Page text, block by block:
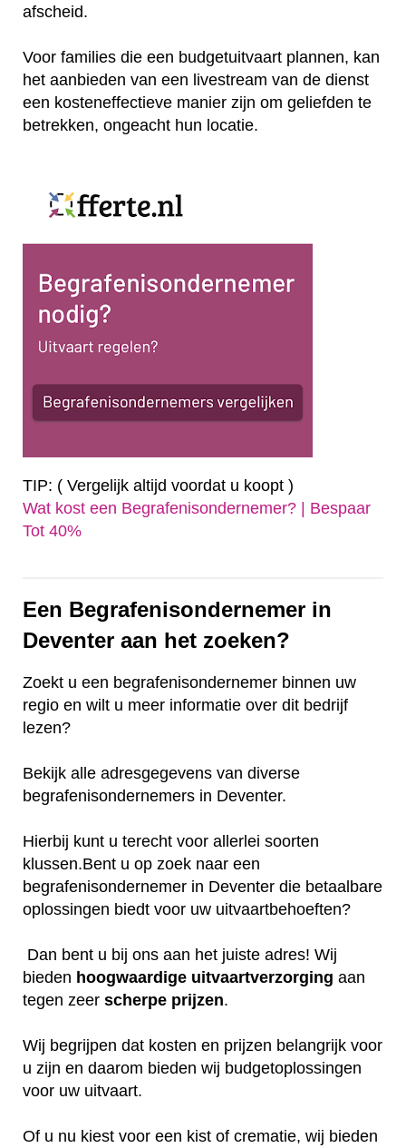
afscheid.
Voor families die een budgetuitvaart plannen, kan
het aanbieden van een livestream van de dienst
een kosteneffectieve manier zijn om geliefden te
betrekken, ongeacht hun locatie.
TIP: ( Vergelijk altijd voordat u koopt )
Wat kost een Begrafenisondernemer? | Bespaar
Tot 40%‎
Een Begrafenisondernemer in
Deventer aan het zoeken?
Zoekt u een begrafenisondernemer binnen uw
regio en wilt u meer informatie over dit bedrijf
lezen?
Bekijk alle adresgegevens van diverse
begrafenisondernemers in Deventer.
Hierbij kunt u terecht voor allerlei soorten
klussen.Bent u op zoek naar een
begrafenisondernemer in Deventer die betaalbare
oplossingen biedt voor uw uitvaartbehoeften?
Dan bent u bij ons aan het juiste adres! Wij
bieden hoogwaardige uitvaartverzorging aan
tegen zeer scherpe prijzen.
Wij begrijpen dat kosten en prijzen belangrijk voor
u zijn en daarom bieden wij budgetoplossingen
voor uw uitvaart.
Of u nu kiest voor een kist of crematie, wij bieden